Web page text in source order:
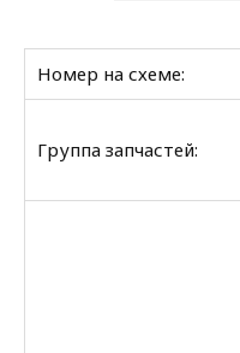
Номер на схеме:
Группа запчастей: